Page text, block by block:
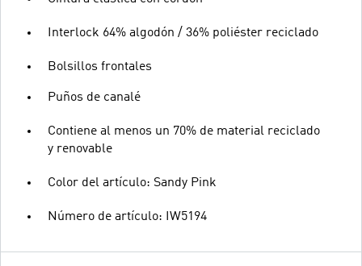
Interlock 64% algodón / 36% poliéster reciclado
Bolsillos frontales
Puños de canalé
Contiene al menos un 70% de material reciclado
y renovable
Color del artículo: Sandy Pink
Número de artículo: IW5194